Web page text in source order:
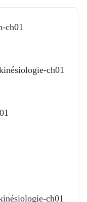
ch01
ch01
ch01